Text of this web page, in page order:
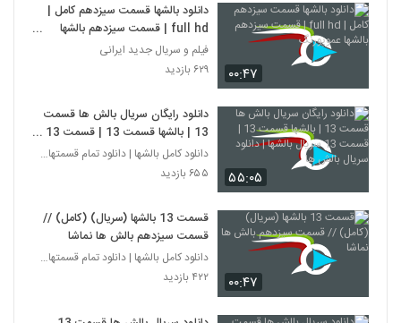
۰۰:۴۷
دانلود بالشها قسمت سیزدهم کامل |
full hd | قسمت سیزدهم بالشها
عموپورنگ
فیلم و سریال جدید ایرانی
۶۲۹ بازدید
۵۵:۰۵
دانلود رایگان سریال بالش ها قسمت
13 | بالشها قسمت 13 | قسمت 13
سریال بالشها | دانلود سریال بالش هادانلود کامل بالشها | دانلود تمام قسمتهای سریال بال
۶۵۵ بازدید
۰۰:۴۷
قسمت 13 بالشها (سریال) (کامل) //
قسمت سیزدهم بالش ها نماشا
دانلود کامل بالشها | دانلود تمام قسمتهای سریال بال
۴۲۲ بازدید